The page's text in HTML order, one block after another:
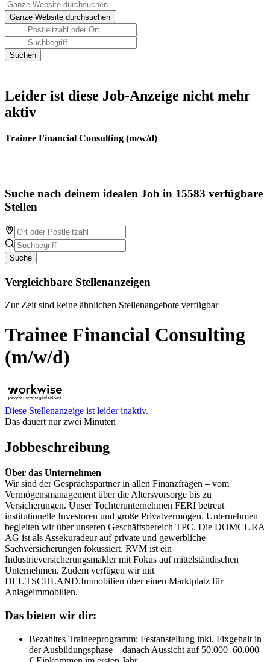
Leider ist diese Job-Anzeige nicht mehr
aktiv
Trainee Financial Consulting (m/w/d)
Suche nach deinem idealen Job in 15583 verfügbare
Stellen
Suche
Vergleichbare Stellenanzeigen
Zur Zeit sind keine ähnlichen Stellenangebote verfügbar
Trainee Financial Consulting
(m/w/d)
Diese Stellenanzeige ist leider inaktiv.
Das dauert nur zwei Minuten
Jobbeschreibung
Über das Unternehmen
Wir sind der Gesprächspartner in allen Finanzfragen – vom
Vermögensmanagement über die Altersvorsorge bis zu
Versicherungen. Unser Tochterunternehmen FERI betreut
institutionelle Investoren und große Privatvermögen. Unternehmen
begleiten wir über unseren Geschäftsbereich TPC. Die DOMCURA
AG ist als Assekuradeur auf private und gewerbliche
Sachversicherungen fokussiert. RVM ist ein
Industrieversicherungsmakler mit Fokus auf mittelständischen
Unternehmen. Zudem verfügen wir mit
DEUTSCHLAND.Immobilien über einen Marktplatz für
Anlageimmobilien.
Das bieten wir dir:
Bezahltes Traineeprogramm: Festanstellung inkl. Fixgehalt in
der Ausbildungsphase – danach Aussicht auf 50.000–60.000